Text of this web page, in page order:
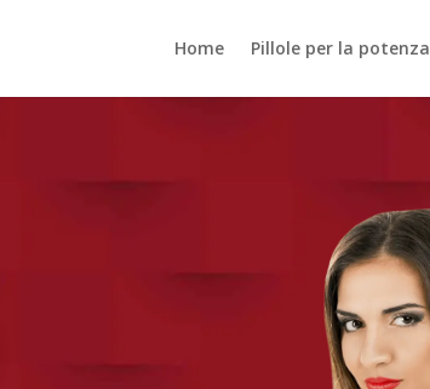
Home Pillole per la potenza